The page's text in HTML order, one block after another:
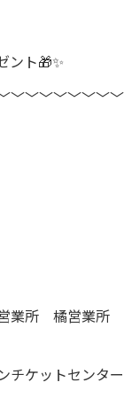
ント🎁✨
業所 橘営業所
ケットセンター